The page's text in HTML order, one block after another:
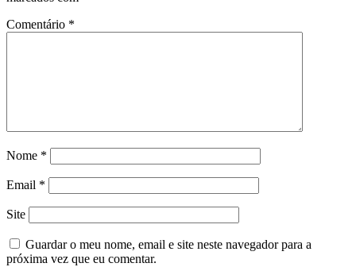
Comentário *
Nome *
Email *
Site
Guardar o meu nome, email e site neste navegador para a
próxima vez que eu comentar.